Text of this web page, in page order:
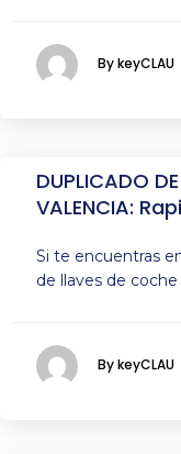
By keyCLAU
DUPLICADO
VALENCIA:
Si te encuentras
de llaves de
By keyCLAU